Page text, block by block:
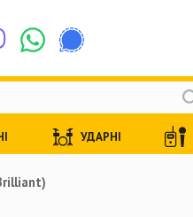
УДАРНІ